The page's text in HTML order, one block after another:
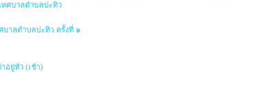
ศบาลตำบลปะทิว
าลตำบลปะทิว ครั้งที่ ๑
อยู่หัว (เช้า)